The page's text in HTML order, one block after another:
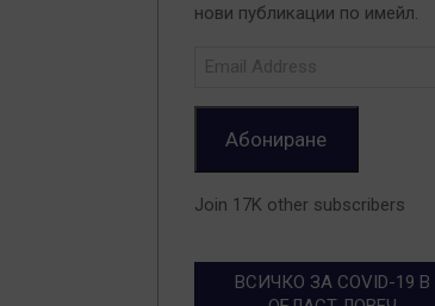
нови публикации по имейл.
Абониране
Join 17K other subscribers
ВСИЧКО ЗА COVID-19 В